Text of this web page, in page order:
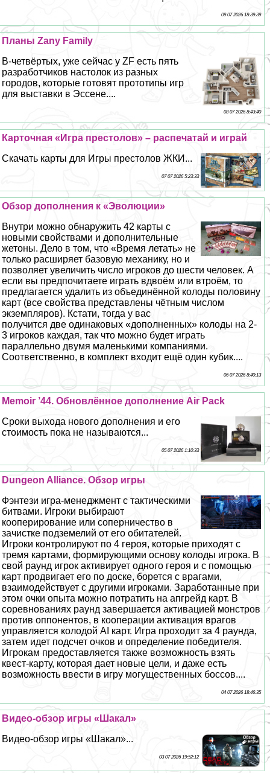
09 07 2026 18:39:39
Планы Zany Family
В-четвёртых, уже сейчас у ZF есть пять
разработчиков настолок из разных
городов, которые готовят прототипы игр
для выставки в Эссене....
08 07 2026 8:43:40
Карточная «Игра престолов» – распечатай и играй
Скачать карты для Игры престолов ЖКИ...
07 07 2026 5:23:33
Обзор дополнения к «Эволюции»
Внутри можно обнаружить 42 карты с
новыми свойствами и дополнительные
жетоны. Дело в том, что «Время летать» не
только расширяет базовую механику, но и
позволяет увеличить число игроков до шести человек. А
если вы предпочитаете играть вдвоём или втроём, то
предлагается удалить из объединённой колоды половину
карт (все свойства представлены чётным числом
экземпляров). Кстати, тогда у вас
получится две одинаковых «дополненных» колоды на 2-
3 игроков каждая, так что можно будет играть
параллельно двумя маленькими компаниями.
Соответственно, в комплект входит ещё один кубик....
06 07 2026 8:40:13
Memoir ’44. Обновлённое дополнение Air Pack
Сроки выхода нового дополнения и его
стоимость пока не называются...
05 07 2026 1:10:33
Dungeon Alliance. Обзор игры
Фэнтези игра-менеджмент с тактическими
битвами. Игроки выбирают
кооперирование или соперничество в
зачистке подземелий от его обитателей.
Игроки контролируют по 4 героя, которые приходят с
тремя картами, формирующими основу колоды игрока. В
свой раунд игрок активирует одного героя и с помощью
карт продвигает его по доске, борется с врагами,
взаимодействует с другими игроками. Заработанные при
этом очки опыта можно потратить на апгрейд карт. В
соревнованиях раунд завершается активацией монстров
против оппонентов, в кооперации активация врагов
управляется колодой AI карт. Игра проходит за 4 раунда,
затем идет подсчет очков и определение победителя.
Игрокам предоставляется также возможность взять
квест-карту, которая дает новые цели, и даже есть
возможность ввести в игру могущественных боссов....
04 07 2026 18:46:35
Видео-обзор игры «Шакал»
Видео-обзор игры «Шакал»...
03 07 2026 19:52:12